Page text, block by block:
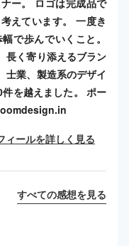
ー。 ロゴは完成品で
えています。 一度き
で歩んでいくこと。
長く寄り添えるブラン
士業、製造系のデザイ
を越えました。 ポー
ィールを詳しく見る
すべての感想を見る